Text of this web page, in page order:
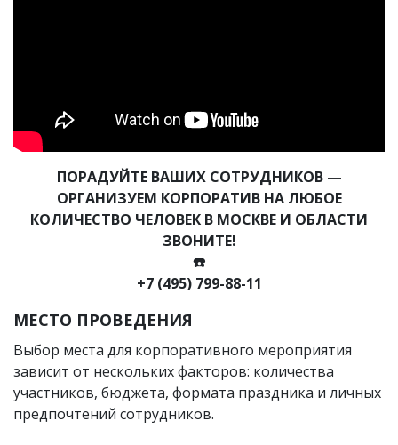
ПОРАДУЙТЕ ВАШИХ СОТРУДНИКОВ —
ОРГАНИЗУЕМ КОРПОРАТИВ НА ЛЮБОЕ
КОЛИЧЕСТВО ЧЕЛОВЕК В МОСКВЕ И ОБЛАСТИ
ЗВОНИТЕ!
☎️
+7 (495) 799-88-11
МЕСТО ПРОВЕДЕНИЯ
Выбор места для корпоративного мероприятия
зависит от нескольких факторов: количества
участников, бюджета, формата праздника и личных
предпочтений сотрудников.